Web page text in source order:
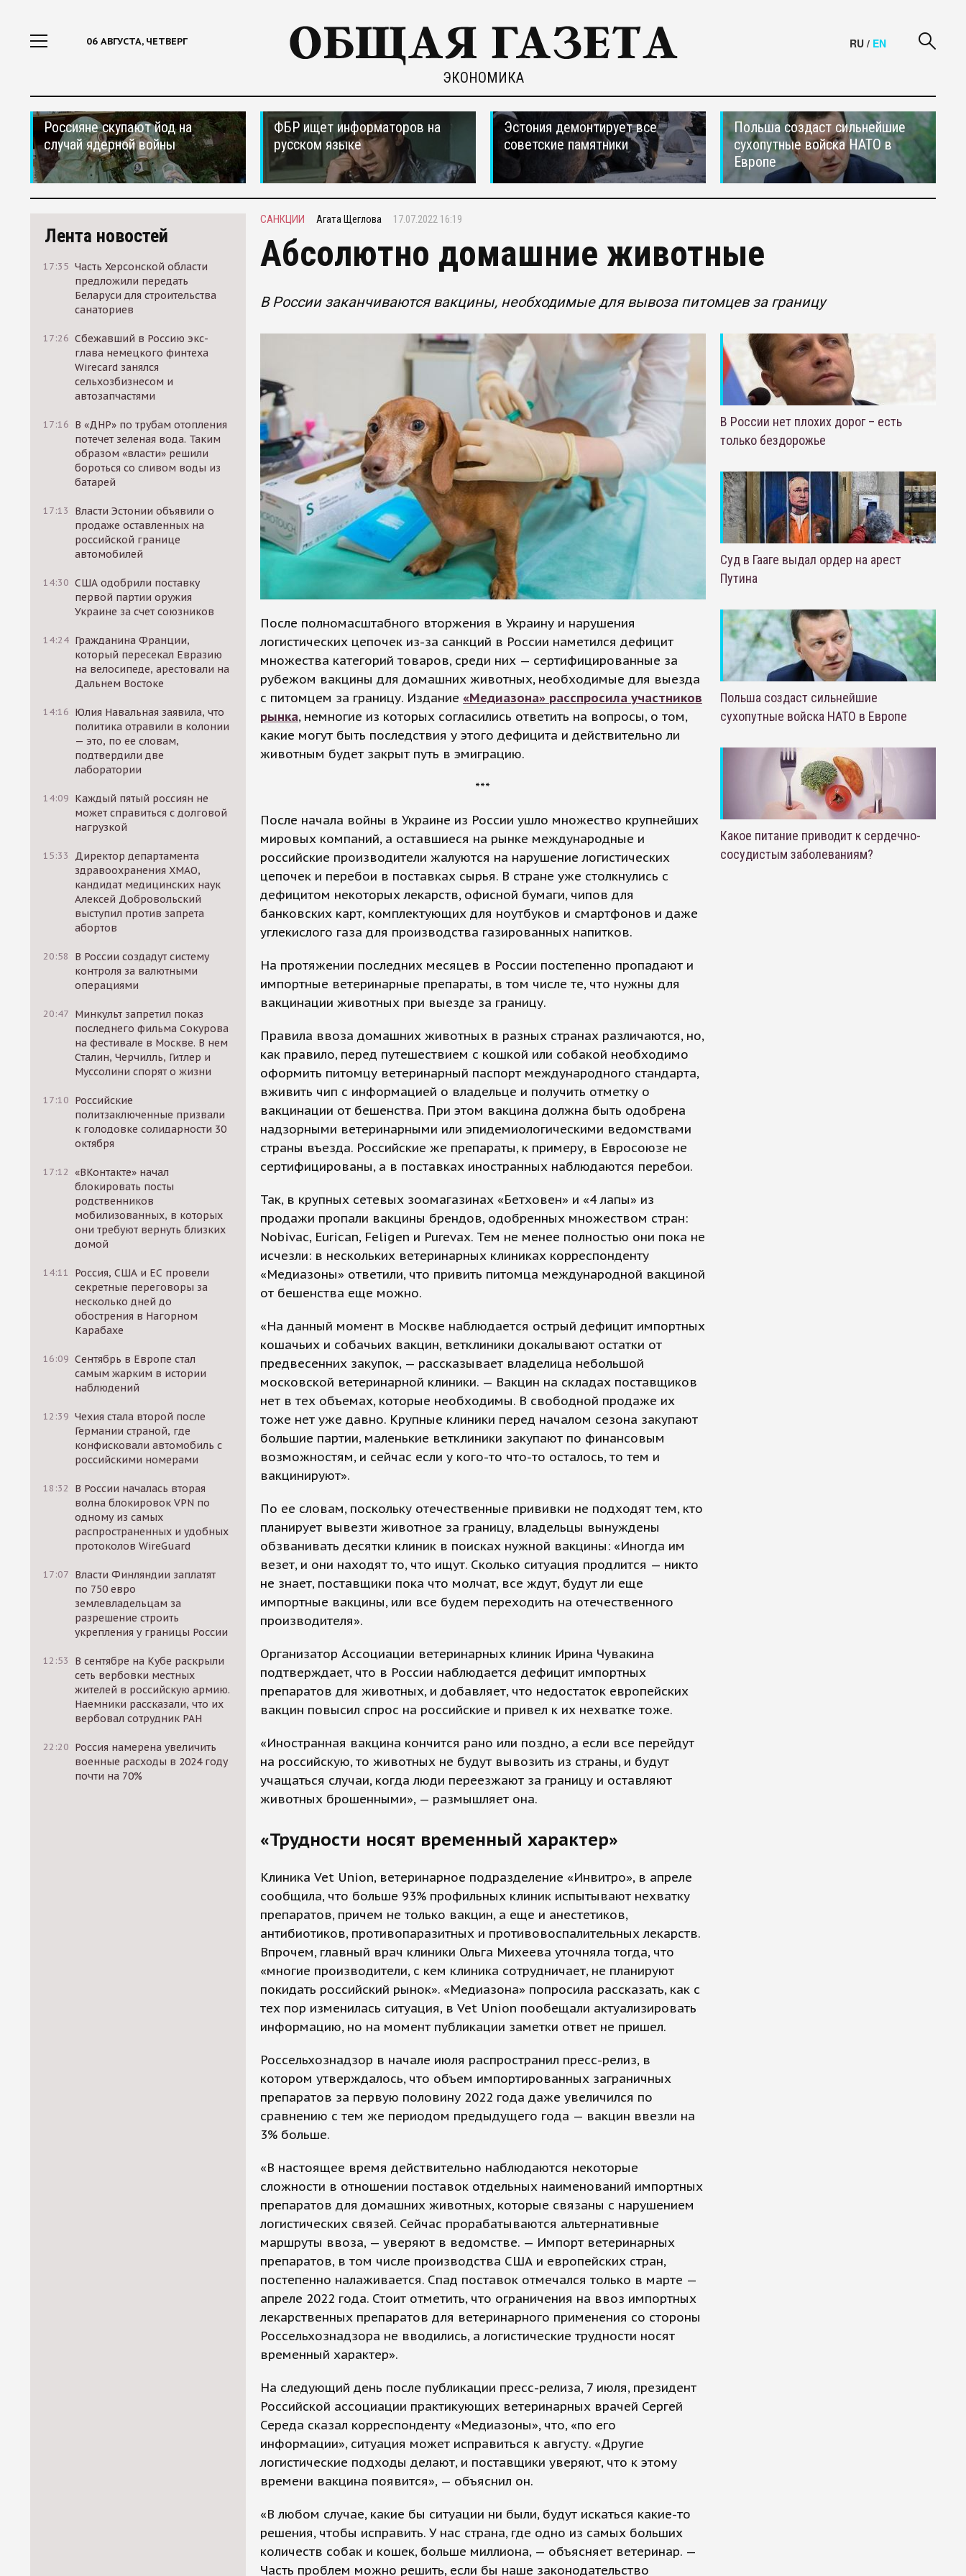
06 АВГУСТА, ЧЕТВЕРГ
ЭКОНОМИКА
RU / EN
Россияне скупают йод на
случай ядерной войны
ФБР ищет информаторов на
русском языке
Эстония демонтирует все
советские памятники
Польша создаст сильнейшие
сухопутные войска НАТО в
Европе
Лента новостей
17:35 Часть Херсонской области
предложили передать
Беларуси для строительства
санаториев
17:26 Сбежавший в Россию экс-
глава немецкого финтеха
Wirecard занялся
сельхозбизнесом и
автозапчастями
17:16 В «ДНР» по трубам отопления
потечет зеленая вода. Таким
образом «власти» решили
бороться со сливом воды из
батарей
17:13
Власти Эстонии объявили о
продаже оставленных на
российской границе
автомобилей
14:30 США одобрили поставку
первой партии оружия
Украине за счет союзников
14:24 Гражданина Франции,
который пересекал Евразию
на велосипеде, арестовали на
Дальнем Востоке
14:16 Юлия Навальная заявила, что
политика отравили в колонии
— это, по ее словам,
подтвердили две
лаборатории
14:09 Каждый пятый россиян не
может справиться с долговой
нагрузкой
15:33
Директор департамента
здравоохранения ХМАО,
кандидат медицинских наук
Алексей Добровольский
выступил против запрета
абортов
20:58
В России создадут систему
контроля за валютными
операциями
20:47 Минкульт запретил показ
последнего фильма Сокурова
на фестивале в Москве. В нем
Сталин, Черчилль, Гитлер и
Муссолини спорят о жизни
17:10 Российские
политзаключенные призвали
к голодовке солидарности 30
октября
17:12 «ВКонтакте» начал
блокировать посты
родственников
мобилизованных, в которых
они требуют вернуть близких
домой
14:11
Россия, США и ЕС провели
секретные переговоры за
несколько дней до
обострения в Нагорном
Карабахе
16:09 Сентябрь в Европе стал
самым жарким в истории
наблюдений
12:39 Чехия стала второй после
Германии страной, где
конфисковали автомобиль с
российскими номерами
18:32
В России началась вторая
волна блокировок VPN по
одному из самых
распространенных и удобных
протоколов WireGuard
17:07 Власти Финляндии заплатят
по 750 евро
землевладельцам за
разрешение строить
укрепления у границы России
12:53
В сентябре на Кубе раскрыли
сеть вербовки местных
жителей в российскую армию.
Наемники рассказали, что их
вербовал сотрудник РАН
22:20 Россия намерена увеличить
военные расходы в 2024 году
почти на 70%
САНКЦИИ Агата Щеглова 17.07.2022 16:19
Абсолютно домашние животные
В России заканчиваются вакцины, необходимые для вывоза питомцев за границу
После полномасштабного вторжения в Украину и нарушения
логистических цепочек из-за санкций в России наметился дефицит
множества категорий товаров, среди них — сертифицированные за
рубежом вакцины для домашних животных, необходимые для выезда
с питомцем за границу. Издание «Медиазона» расспросила участников
рынка, немногие из которых согласились ответить на вопросы, о том,
какие могут быть последствия у этого дефицита и действительно ли
животным будет закрыт путь в эмиграцию.
***
После начала войны в Украине из России ушло множество крупнейших
мировых компаний, а оставшиеся на рынке международные и
российские производители жалуются на нарушение логистических
цепочек и перебои в поставках сырья. В стране уже столкнулись с
дефицитом некоторых лекарств, офисной бумаги, чипов для
банковских карт, комплектующих для ноутбуков и смартфонов и даже
углекислого газа для производства газированных напитков.
На протяжении последних месяцев в России постепенно пропадают и
импортные ветеринарные препараты, в том числе те, что нужны для
вакцинации животных при выезде за границу.
Правила ввоза домашних животных в разных странах различаются, но,
как правило, перед путешествием с кошкой или собакой необходимо
оформить питомцу ветеринарный паспорт международного стандарта,
вживить чип с информацией о владельце и получить отметку о
вакцинации от бешенства. При этом вакцина должна быть одобрена
надзорными ветеринарными или эпидемиологическими ведомствами
страны въезда. Российские же препараты, к примеру, в Евросоюзе не
сертифицированы, а в поставках иностранных наблюдаются перебои.
Так, в крупных сетевых зоомагазинах «Бетховен» и «4 лапы» из
продажи пропали вакцины брендов, одобренных множеством стран:
Nobivac, Eurican, Feligen и Purevax. Тем не менее полностью они пока не
исчезли: в нескольких ветеринарных клиниках корреспонденту
«Медиазоны» ответили, что привить питомца международной вакциной
от бешенства еще можно.
«На данный момент в Москве наблюдается острый дефицит импортных
кошачьих и собачьих вакцин, ветклиники докалывают остатки от
предвесенних закупок, — рассказывает владелица небольшой
московской ветеринарной клиники. — Вакцин на складах поставщиков
нет в тех объемах, которые необходимы. В свободной продаже их
тоже нет уже давно. Крупные клиники перед началом сезона закупают
большие партии, маленькие ветклиники закупают по финансовым
возможностям, и сейчас если у кого-то что-то осталось, то тем и
вакцинируют».
По ее словам, поскольку отечественные прививки не подходят тем, кто
планирует вывезти животное за границу, владельцы вынуждены
обзванивать десятки клиник в поисках нужной вакцины: «Иногда им
везет, и они находят то, что ищут. Сколько ситуация продлится — никто
не знает, поставщики пока что молчат, все ждут, будут ли еще
импортные вакцины, или все будем переходить на отечественного
производителя».
Организатор Ассоциации ветеринарных клиник Ирина Чувакина
подтверждает, что в России наблюдается дефицит импортных
препаратов для животных, и добавляет, что недостаток европейских
вакцин повысил спрос на российские и привел к их нехватке тоже.
«Иностранная вакцина кончится рано или поздно, а если все перейдут
на российскую, то животных не будут вывозить из страны, и будут
учащаться случаи, когда люди переезжают за границу и оставляют
животных брошенными», — размышляет она.
«Трудности носят временный характер»
Клиника Vet Union, ветеринарное подразделение «Инвитро», в апреле
сообщила, что больше 93% профильных клиник испытывают нехватку
препаратов, причем не только вакцин, а еще и анестетиков,
антибиотиков, противопаразитных и противовоспалительных лекарств.
Впрочем, главный врач клиники Ольга Михеева уточняла тогда, что
«многие производители, с кем клиника сотрудничает, не планируют
покидать российский рынок». «Медиазона» попросила рассказать, как с
тех пор изменилась ситуация, в Vet Union пообещали актуализировать
информацию, но на момент публикации заметки ответ не пришел.
Россельхознадзор в начале июля распространил пресс-релиз, в
котором утверждалось, что объем импортированных заграничных
препаратов за первую половину 2022 года даже увеличился по
сравнению с тем же периодом предыдущего года — вакцин ввезли на
3% больше.
«В настоящее время действительно наблюдаются некоторые
сложности в отношении поставок отдельных наименований импортных
препаратов для домашних животных, которые связаны с нарушением
логистических связей. Сейчас прорабатываются альтернативные
маршруты ввоза, — уверяют в ведомстве. — Импорт ветеринарных
препаратов, в том числе производства США и европейских стран,
постепенно налаживается. Спад поставок отмечался только в марте —
апреле 2022 года. Стоит отметить, что ограничения на ввоз импортных
лекарственных препаратов для ветеринарного применения со стороны
Россельхознадзора не вводились, а логистические трудности носят
временный характер».
На следующий день после публикации пресс-релиза, 7 июля, президент
Российской ассоциации практикующих ветеринарных врачей Сергей
Середа сказал корреспонденту «Медиазоны», что, «по его
информации», ситуация может исправиться к августу. «Другие
логистические подходы делают, и поставщики уверяют, что к этому
времени вакцина появится», — объяснил он.
«В любом случае, какие бы ситуации ни были, будут искаться какие-то
решения, чтобы исправить. У нас страна, где одно из самых больших
количеств собак и кошек, больше миллиона, — объясняет ветеринар. —
Часть проблем можно решить, если бы наше законодательство
В России нет плохих дорог – есть
только бездорожье
Суд в Гааге выдал ордер на арест
Путина
Польша создаст сильнейшие
сухопутные войска НАТО в Европе
Какое питание приводит к сердечно-
сосудистым заболеваниям?